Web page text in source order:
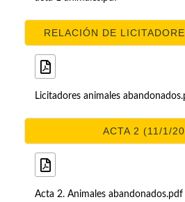
RELACIÓN DE
Licitadores animales
ACTA 2 (11/1/
Acta 2. Animales abandonados.pdf